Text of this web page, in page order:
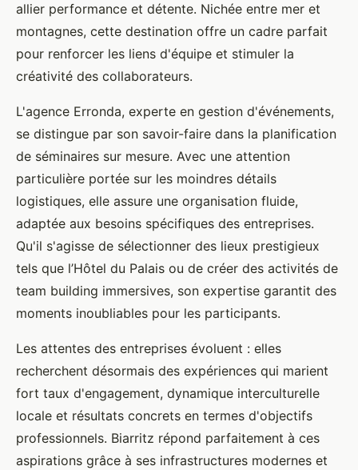
allier performance et détente. Nichée entre mer et
montagnes, cette destination offre un cadre parfait
pour renforcer les liens d'équipe et stimuler la
créativité des collaborateurs.
L'agence Erronda, experte en gestion d'événements,
se distingue par son savoir-faire dans la planification
de séminaires sur mesure. Avec une attention
particulière portée sur les moindres détails
logistiques, elle assure une organisation fluide,
adaptée aux besoins spécifiques des entreprises.
Qu'il s'agisse de sélectionner des lieux prestigieux
tels que l’Hôtel du Palais ou de créer des activités de
team building immersives, son expertise garantit des
moments inoubliables pour les participants.
Les attentes des entreprises évoluent : elles
recherchent désormais des expériences qui marient
fort taux d'engagement, dynamique interculturelle
locale et résultats concrets en termes d'objectifs
professionnels. Biarritz répond parfaitement à ces
aspirations grâce à ses infrastructures modernes et